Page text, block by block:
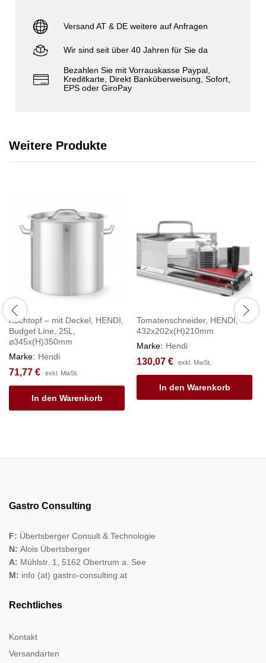
Versand AT & DE weitere auf Anfragen
Wir sind seit über 40 Jahren für Sie da
Bezahlen Sie mit Vorrauskasse Paypal,
Kreditkarte, Direkt Banküberweisung, Sofort,
EPS oder GiroPay
Weitere Produkte
Kochtopf – mit Deckel, HENDI,
Budget Line, 25L,
⌀345x(H)350mm
Marke: Hendi
71,77 € exkl. MwSt.
In den Warenkorb
Tomatenschneider, HENDI,
432x202x(H)210mm
Marke: Hendi
130,07 € exkl. MwSt.
In den Warenkorb
Gastro Consulting
F: Übertsberger Consult & Technologie
N: Alois Übertsberger
A: Mühlstr. 1, 5162 Obertrum a. See
M: info (at) gastro-consulting.at
Rechtliches
Kontakt
Versandarten